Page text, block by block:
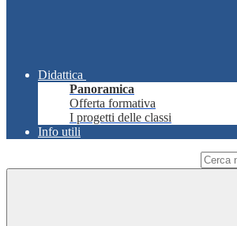
Didattica
Panoramica
Offerta formativa
I progetti delle classi
Info utili